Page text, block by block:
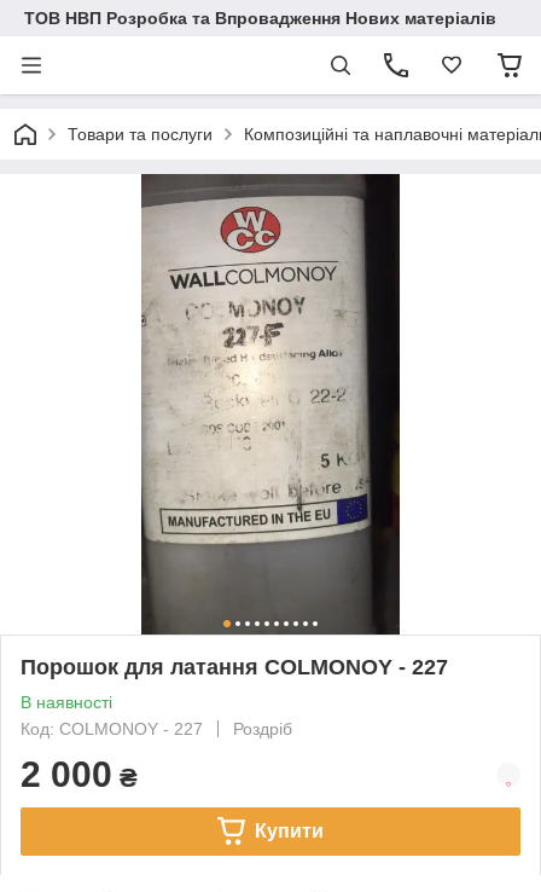
ТОВ НВП Розробка та Впровадження Нових матеріалів
Товари та послуги Композиційні та наплавочні
Порошок для латання COLMONOY - 227
В наявності
Код: COLMONOY - 227
Роздріб
2 000 ₴
Купити